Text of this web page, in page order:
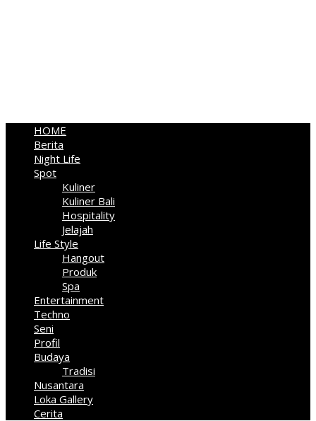
HOME
Berita
Night Life
Spot
Kuliner
Kuliner Bali
Hospitality
Jelajah
Life Style
Hangout
Produk
Spa
Entertainment
Techno
Seni
Profil
Budaya
Tradisi
Nusantara
Loka Gallery
Cerita